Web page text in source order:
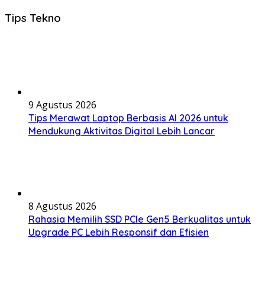
Tips Tekno
9 Agustus 2026
Tips Merawat Laptop Berbasis AI 2026 untuk
Mendukung Aktivitas Digital Lebih Lancar
8 Agustus 2026
Rahasia Memilih SSD PCIe Gen5 Berkualitas untuk
Upgrade PC Lebih Responsif dan Efisien